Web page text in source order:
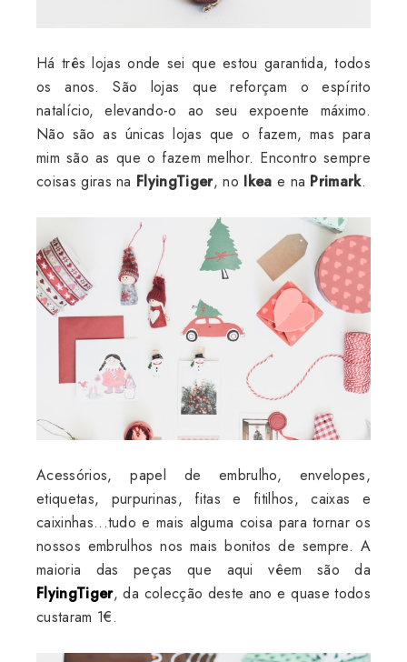
Há três lojas onde sei que estou garantida, todos
os anos. São lojas que reforçam o espírito
natalício, elevando-o ao seu expoente máximo.
Não são as únicas lojas que o fazem, mas para
mim são as que o fazem melhor. Encontro sempre
coisas giras na FlyingTiger, no Ikea e na Primark.
Acessórios, papel de embrulho, envelopes,
etiquetas, purpurinas, fitas e fitilhos, caixas e
caixinhas...tudo e mais alguma coisa para tornar os
nossos embrulhos nos mais bonitos de sempre. A
maioria das peças que aqui vêem são da
FlyingTiger, da colecção deste ano e quase todos
custaram 1€.